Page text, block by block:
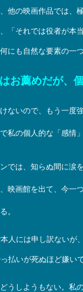
他の映画作品では、
「それでは役者が本
にも自然な要素の一
お薦めだが、
ないので、もう一度
私の個人的な「感情
では、知らぬ間に涙を
映画館を出て、今一
。
人には申し訳ないが
払いが死ぬほど嫌い
うしようもない。私